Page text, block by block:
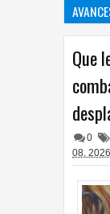
artesanías y
Que
0
08, 2026